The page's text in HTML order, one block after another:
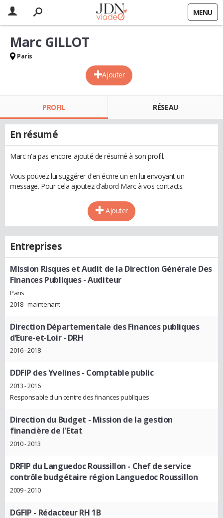
MENU
Ajouter
Marc GILLOT
Paris
PROFIL RÉSEAU
En résumé
Marc n'a pas encore ajouté de résumé à son profil.
Vous pouvez lui suggérer d'en écrire un en lui envoyant un
message. Pour cela ajoutez d'abord Marc à vos contacts.
Ajouter
Entreprises
Mission Risques et Audit de la Direction Générale Des
Finances Publiques- Auditeur
Paris
2018 - maintenant
Direction Départementale des Finances publiques
d’Eure-et-Loir- DRH
2016 - 2018
DDFIP des Yvelines- Comptable public
2013 - 2016
Responsable d'un centre des finances publiques
Direction du Budget - Mission de la gestion
financière de l'Etat
2010 - 2013
DRFIP du Languedoc Roussillon - Chef de service
contrôle budgétaire région Languedoc Roussillon
2009 - 2010
DGFIP - Rédacteur RH 1B